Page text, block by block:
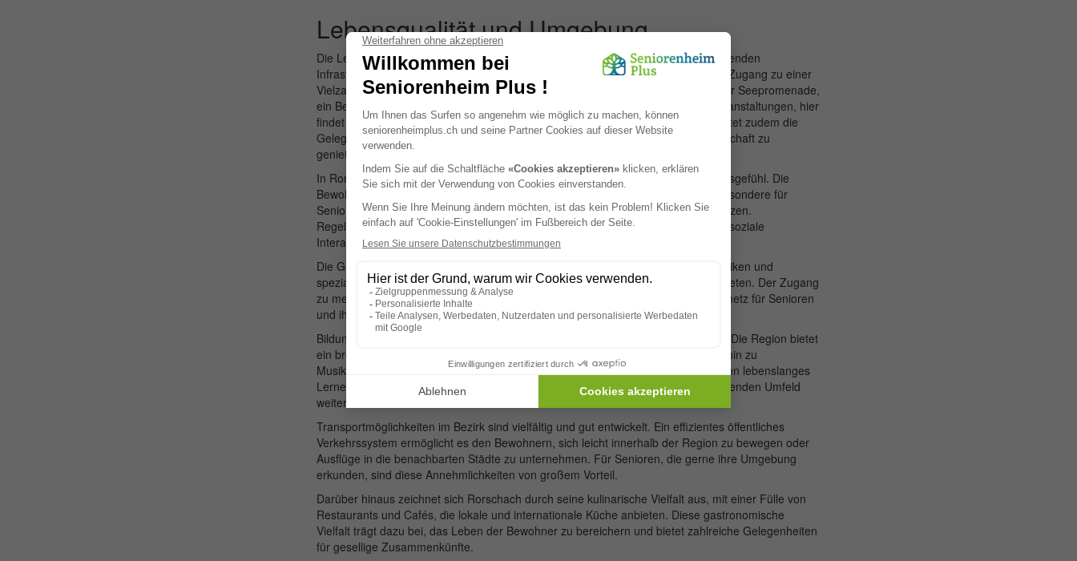
Lebensqualität und Umgebung
Die Lebensqualität im Bezirk Rorschach ist hoch, nicht zuletzt dank der hervorragenden
Infrastruktur und der klaren Luft des Bodensees. Senioren, die hier leben, haben Zugang zu einer
Vielzahl von Freizeitmöglichkeiten. Sei es ein gemütlicher Spaziergang entlang der Seepromenade,
ein Besuch in einem der charmanten Parks oder die Teilnahme an kulturellen Veranstaltungen, hier
findet jeder etwas, das seinem Geschmack entspricht. Die Nähe zu den Alpen bietet zudem die
Gelegenheit für Ausflüge und die Möglichkeit, die eindrucksvolle Schweizer Landschaft zu
genießen.
In Rorschach und den umliegenden Gemeinden gibt es ein starkes Gemeinschaftsgefühl. Die
Bewohner sind bekannt für ihre Gastfreundschaft und Hilfsbereitschaft, was insbesondere für
Senioren von Vorteil ist, die eine unterstützende und freundliche Umgebung schätzen.
Regelmäßige lokale Veranstaltungen und Märkte fördern das Mitmachen und die soziale
Interaktion, was Senioren hilft, sich aktiv und eingebunden zu fühlen.
Die Gesundheitsversorgung im Bezirk Rorschach ist erstklassig mit mehreren Kliniken und
spezialisierten Einrichtungen, die hochwertige medizinische Dienstleistungen anbieten. Der Zugang
zu medizinischer Versorgung ist einfach und effizient, was ein starkes Sicherheitsnetz für Senioren
und ihre Familien darstellt.
Bildung und Kultur sind ebenfalls wichtige Bestandteile des Lebens in Rorschach. Die Region bietet
ein breites Spektrum an kulturellen Veranstaltungen, von Kunstausstellungen bis hin zu
Musikfestivals und Theatervorstellungen. Bibliotheken und Volkshochschulen bieten lebenslanges
Lernen, das Senioren ermöglicht, ihre Interessen und Fähigkeiten in einem anregenden Umfeld
weiterzuentwickeln.
Transportmöglichkeiten im Bezirk sind vielfältig und gut entwickelt. Ein effizientes öffentliches
Verkehrssystem ermöglicht es den Bewohnern, sich leicht innerhalb der Region zu bewegen oder
Ausflüge in die benachbarten Städte zu unternehmen. Für Senioren, die gerne ihre Umgebung
erkunden, sind diese Annehmlichkeiten von großem Vorteil.
Darüber hinaus zeichnet sich Rorschach durch seine kulinarische Vielfalt aus, mit einer Fülle von
Restaurants und Cafés, die lokale und internationale Küche anbieten. Diese gastronomische
Vielfalt trägt dazu bei, das Leben der Bewohner zu bereichern und bietet zahlreiche Gelegenheiten
für gesellige Zusammenkünfte.